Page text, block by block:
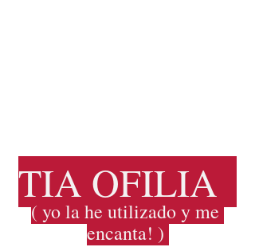
TIA OFILIA
( yo la he utilizado y me
encanta! )